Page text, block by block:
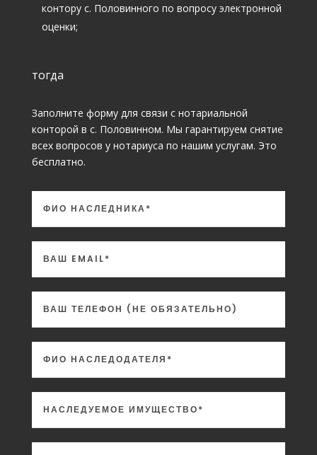
контору с. Половинного по вопросу электронной
оценки;
тогда
Заполните форму для связи с нотариальной
конторой в с. Половинном. Мы гарантируем снятие
всех вопросов у нотариуса по нашим услугам. Это
бесплатно.